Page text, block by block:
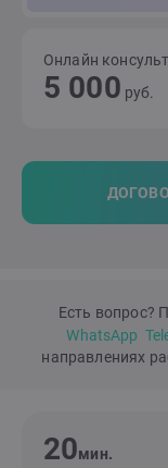
Онлайн
5 000 руб.
Есть вопрос?
WhatsApp
направлениях
20мин.